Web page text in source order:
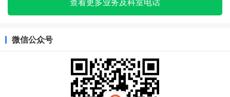
查看更多业务及科室电话
微信公众号